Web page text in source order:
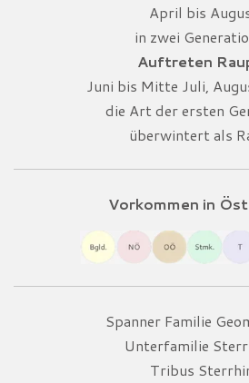
April bis
in zwei
Auftreten
Juni bis Mitte Juli,
die Art der ersten
überwintert als
Vorkommen in
Spanner Familie
Unterfamilie
Tribus